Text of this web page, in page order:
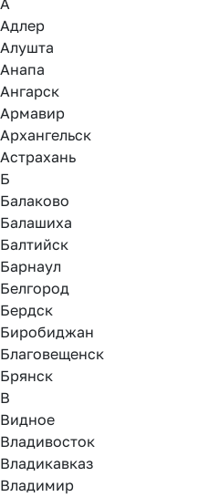
А
Адлер
Алушта
Анапа
Ангарск
Армавир
Архангельск
Астрахань
Б
Балаково
Балашиха
Балтийск
Барнаул
Белгород
Бердск
Биробиджан
Благовещенск
Брянск
В
Видное
Владивосток
Владикавказ
Владимир